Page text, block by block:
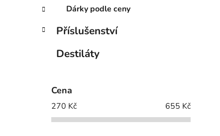
Dárky podle ceny
Příslušenství
Destiláty
Cena
270 Kč 655 Kč